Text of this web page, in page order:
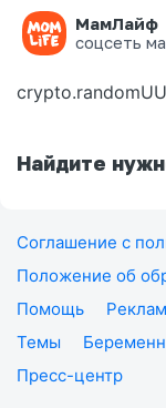
МамЛайф
соцсеть
Ошибка
Найдите
Соглашение с
Положение об
Помощь
Темы
Пресс-центр